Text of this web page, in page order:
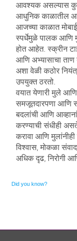
आवश्यक असल्यास
आधुनिक काळातील
आजच्या काळात
स्पर्धेमुळे पालक आणि
होत आहेत. स्क्रीन
आणि अभ्यासाचा ताण
अशा वेळी कठोर
उपयुक्त ठरतो.
वयात येणारी मुले
समजूतदारपणा आणि
बदलांची आणि
करण्याची संधीही
करावा आणि
विश्वास, मोकळा
अधिक दृढ, निरोगी
Did you know?